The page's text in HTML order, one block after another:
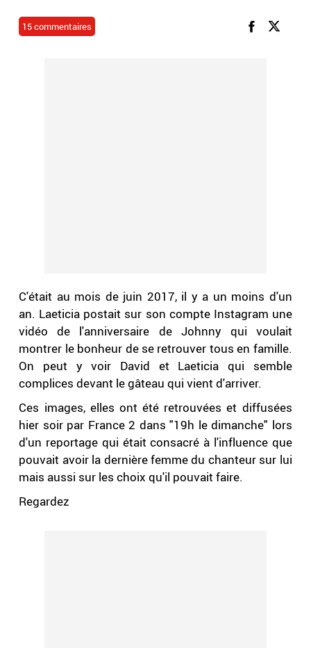
15 commentaires
C'était au mois de juin 2017, il y a un moins d'un
an. Laeticia postait sur son compte Instagram une
vidéo de l'anniversaire de Johnny qui voulait
montrer le bonheur de se retrouver tous en famille.
On peut y voir David et Laeticia qui semble
complices devant le gâteau qui vient d'arriver.
Ces images, elles ont été retrouvées et diffusées
hier soir par France 2 dans "19h le dimanche" lors
d'un reportage qui était consacré à l'influence que
pouvait avoir la dernière femme du chanteur sur lui
mais aussi sur les choix qu'il pouvait faire.
Regardez